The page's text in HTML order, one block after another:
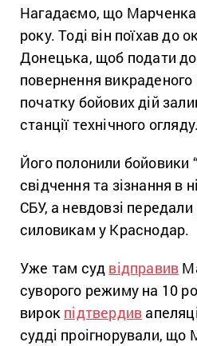
Нагадаємо, що
року. Тоді він поїхав до
Донецька, щоб подати
повернення
початку бойових дій
станції технічного огляду.
Його полонили бойовики
свідчення та зізнання в
СБУ, а невдовзі
силовикам у Краснодар.
Уже там суд відправив
суворого режиму на 10
вирок підтвердив
судді проігнорували,